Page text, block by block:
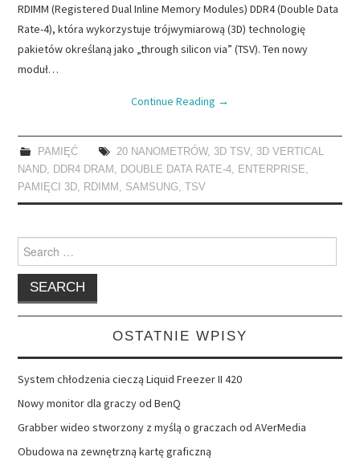
RDIMM (Registered Dual Inline Memory Modules) DDR4 (Double Data
Rate-4), która wykorzystuje trójwymiarową (3D) technologię
pakietów określaną jako „through silicon via” (TSV). Ten nowy
moduł…
Continue Reading →
PAMIĘĆ 20 NANOMETRÓW, 3D TSV, 3D VERTICAL
NAND, DDR4 DRAM , DOUBLE DATA RATE-4, ENTERPRISE,
PAMIĘCI 3D, RDIMM , SAMSUNG, TSV
Search
for:
OSTATNIE WPISY
System chłodzenia cieczą Liquid Freezer II 420
Nowy monitor dla graczy od BenQ
Grabber wideo stworzony z myślą o graczach od AVerMedia
Obudowa na zewnętrzną kartę graficzną